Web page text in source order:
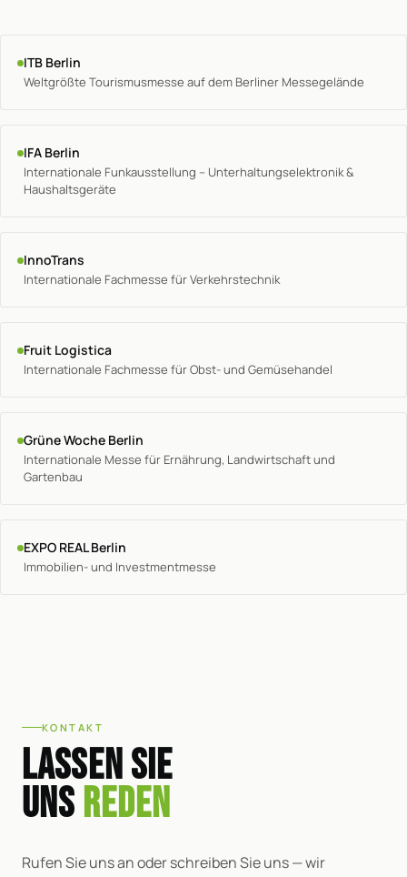
ITB Berlin
Weltgrößte Tourismusmesse auf dem Berliner Messegelände
IFA Berlin
Internationale Funkausstellung – Unterhaltungselektronik &
Haushaltsgeräte
InnoTrans
Internationale Fachmesse für Verkehrstechnik
Fruit Logistica
Internationale Fachmesse für Obst- und Gemüsehandel
Grüne Woche Berlin
Internationale Messe für Ernährung, Landwirtschaft und
Gartenbau
EXPO REAL Berlin
Immobilien- und Investmentmesse
KONTAKT
LASSEN SIE
UNSREDEN
Rufen Sie uns an oder schreiben Sie uns — wir